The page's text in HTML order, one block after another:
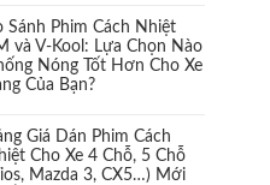
(1)
lề
trình (2)
Sánh Phim Cách Nhiệt
và V-Kool: Lựa Chọn Nào
Nóng Tốt Hơn Cho Xe
Của Bạn?
Giá Dán Phim Cách
Cho Xe 4 Chỗ, 5 Chỗ
Mazda 3, CX5…) Mới